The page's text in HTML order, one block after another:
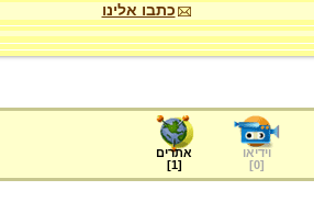
כתבו אלינו
וידיאו
[
0
]
אתרים
[
1
]